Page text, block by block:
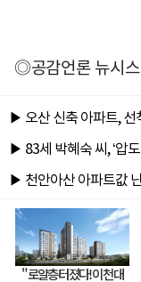
◎공감언론 뉴시스